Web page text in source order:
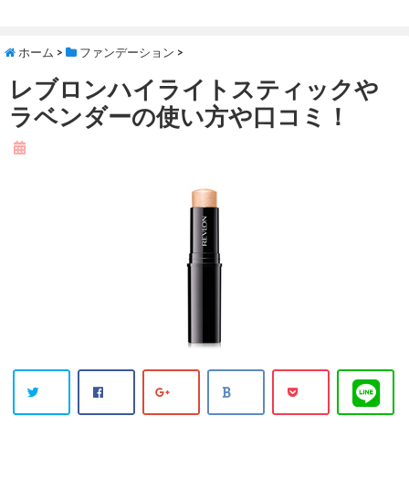
ホーム > ファンデーション >
レブロンハイライトスティックや
ラベンダーの使い方や口コミ！